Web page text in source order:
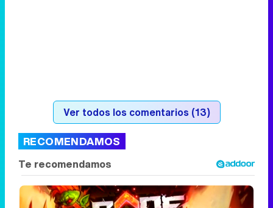
Ver todos los comentarios (13)
RECOMENDAMOS